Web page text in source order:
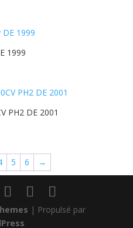
1999
PH2 DE 2001
5 6 →
| Propulsé par